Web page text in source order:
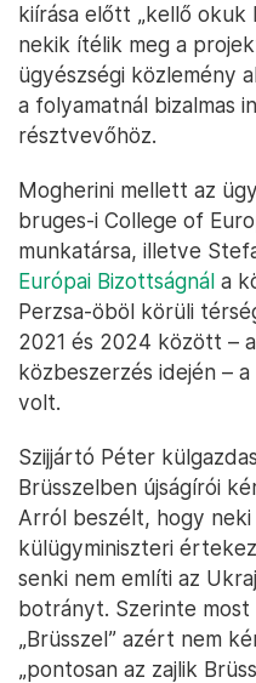
kiírása előtt „kellő
nekik ítélik meg a
ügyészségi közlemény
a folyamatnál bizalmas
résztvevőhöz.
Mogherini mellett az
bruges-i College of
munkatársa, illetve
Európai Bizottságnál a
Perzsa-öböl körüli
2021 és 2024 között –
közbeszerzés idején –
volt.
Szijjártó Péter
Brüsszelben újságírói
Arról beszélt, hogy
külügyminiszteri
senki nem említi az
botrányt. Szerinte most
„Brüsszel” azért nem
„pontosan az zajlik